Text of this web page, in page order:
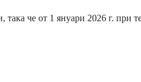
че от 1 януари 2026 г. при